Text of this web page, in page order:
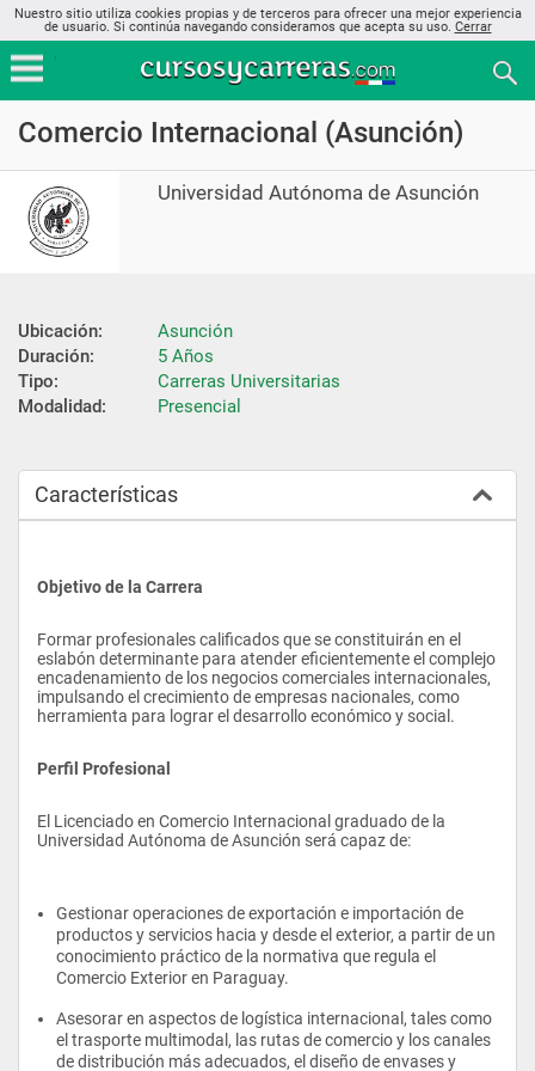
Nuestro sitio utiliza cookies propias y de terceros para ofrecer una mejor experiencia
de usuario. Si continúa navegando consideramos que acepta su uso. Cerrar
Comercio Internacional (Asunción)
Universidad Autónoma de Asunción
Ubicación:
Asunción
Duración:
5 Años
Tipo:
Carreras Universitarias
Modalidad:
Presencial
Características
Objetivo de la Carrera
Formar profesionales calificados que se constituirán en el
eslabón determinante para atender eficientemente el complejo
encadenamiento de los negocios comerciales internacionales,
impulsando el crecimiento de empresas nacionales, como
herramienta para lograr el desarrollo económico y social.
Perfil Profesional
El Licenciado en Comercio Internacional graduado de la
Universidad Autónoma de Asunción será capaz de:
Gestionar operaciones de exportación e importación de
productos y servicios hacia y desde el exterior, a partir de un
conocimiento práctico de la normativa que regula el
Comercio Exterior en Paraguay.
Asesorar en aspectos de logística internacional, tales como
el trasporte multimodal, las rutas de comercio y los canales
de distribución más adecuados, el diseño de envases y